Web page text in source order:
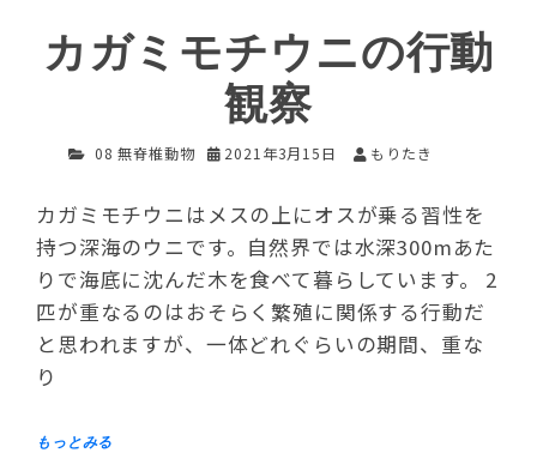
カガミモチウニの行動
観察
08 無脊椎動物 2021年3月15日 もりたき
カガミモチウニはメスの上にオスが乗る習性を
持つ深海のウニです。自然界では水深300mあた
りで海底に沈んだ木を食べて暮らしています。 2
匹が重なるのはおそらく繁殖に関係する行動だ
と思われますが、一体どれぐらいの期間、重な
り